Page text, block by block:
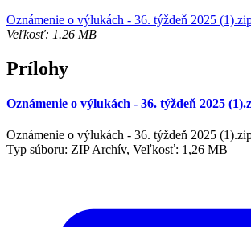
Oznámenie o výlukách - 36. týždeň 2025
Veľkosť: 1.26 MB
Prílohy
Oznámenie o výlukách - 36. týždeň 2025
Oznámenie o výlukách - 36. týždeň 2025
Typ súboru: ZIP Archív, Veľkosť: 1,26 MB